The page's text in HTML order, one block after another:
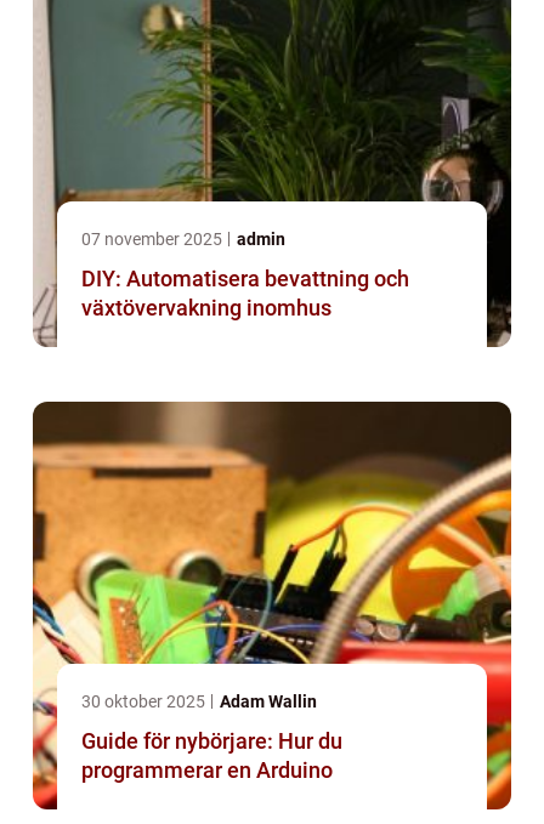
07 november 2025 admin
DIY: Automatisera bevattning och
växtövervakning inomhus
30 oktober 2025 Adam Wallin
Guide för nybörjare: Hur du
programmerar en Arduino